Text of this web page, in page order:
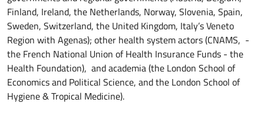
Finland, Ireland, the Netherlands, Norway, Slovenia, Spain,
Sweden, Switzerland, the United Kingdom, Italy’s Veneto
Region with Agenas); other health system actors (CNAMS, -
the French National Union of Health Insurance Funds - the
Health Foundation), and academia (the London School of
Economics and Political Science, and the London School of
Hygiene & Tropical Medicine).